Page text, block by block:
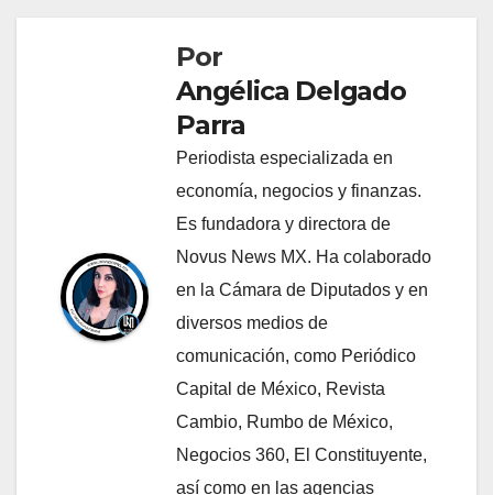
Por
Angélica Delgado
Parra
Periodista especializada en
economía, negocios y finanzas.
Es fundadora y directora de
Novus News MX. Ha colaborado
en la Cámara de Diputados y en
diversos medios de
comunicación, como Periódico
Capital de México, Revista
Cambio, Rumbo de México,
Negocios 360, El Constituyente,
así como en las agencias